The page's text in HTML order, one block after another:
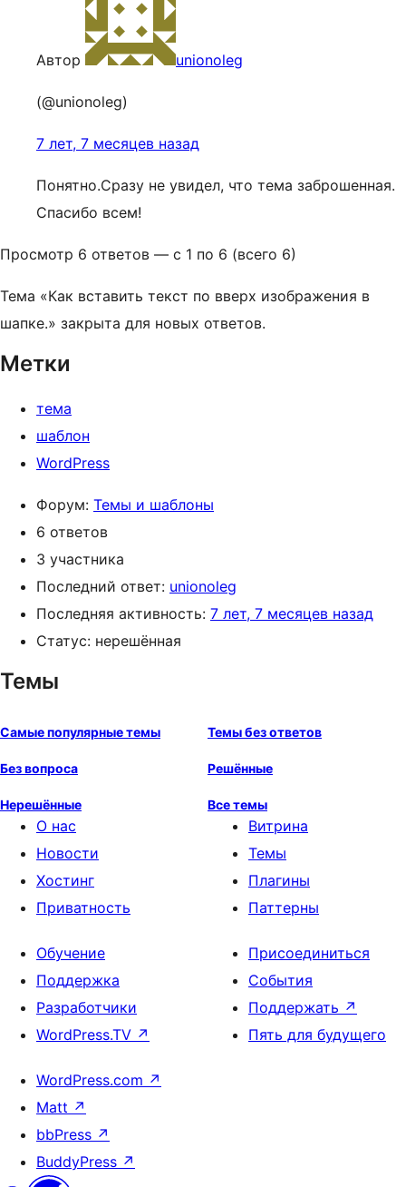
Автор unionoleg
(@unionoleg)
7 лет, 7 месяцев назад
Понятно.Сразу не увидел, что тема заброшенная.
Спасибо всем!
Просмотр 6 ответов — с 1 по 6 (всего 6)
Тема «Как вставить текст по вверх изображения в
шапке.» закрыта для новых ответов.
Метки
тема
шаблон
WordPress
Форум: Темы и шаблоны
6 ответов
3 участника
Последний ответ: unionoleg
Последняя активность: 7 лет, 7 месяцев назад
Статус: нерешённая
Темы
Самые популярные темы Темы без ответов
Без вопроса Решённые
Нерешённые Все темы
О нас
Новости
Хостинг
Приватность
Витрина
Темы
Плагины
Паттерны
Обучение
Поддержка
Разработчики
WordPress.TV ↗
Присоединиться
События
Поддержать ↗
Пять для будущего
WordPress.com ↗
Matt ↗
bbPress ↗
BuddyPress ↗